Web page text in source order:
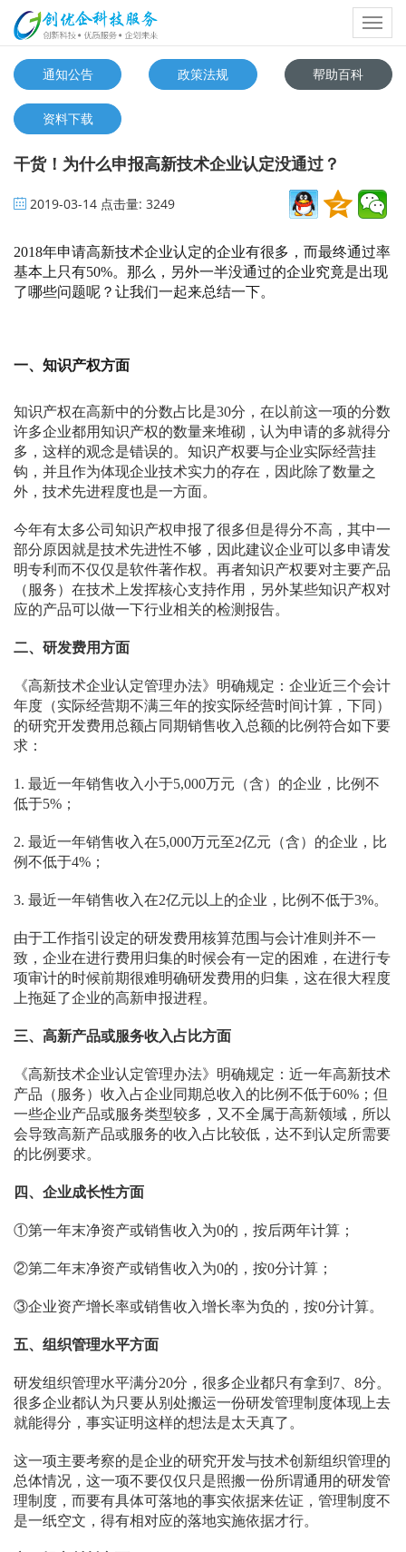
通知公告
政策法规 帮助百科
资料下载
干货！为什么申报高新技术企业认定没通过？
2019-03-14 点击量: 3249
2018年申请高新技术企业认定的企业有很多，而最终通过率
基本上只有50%。那么，另外一半没通过的企业究竟是出现
了哪些问题呢？让我们一起来总结一下。
一、知识产权方面
知识产权在高新中的分数占比是30分，在以前这一项的分数
许多企业都用知识产权的数量来堆砌，认为申请的多就得分
多，这样的观念是错误的。知识产权要与企业实际经营挂
钩，并且作为体现企业技术实力的存在，因此除了数量之
外，技术先进程度也是一方面。
今年有太多公司知识产权申报了很多但是得分不高，其中一
部分原因就是技术先进性不够，因此建议企业可以多申请发
明专利而不仅仅是软件著作权。再者知识产权要对主要产品
（服务）在技术上发挥核心支持作用，另外某些知识产权对
应的产品可以做一下行业相关的检测报告。
二、研发费用方面
《高新技术企业认定管理办法》明确规定：企业近三个会计
年度（实际经营期不满三年的按实际经营时间计算，下同）
的研究开发费用总额占同期销售收入总额的比例符合如下要
求：
1. 最近一年销售收入小于5,000万元（含）的企业，比例不
低于5%；
2. 最近一年销售收入在5,000万元至2亿元（含）的企业，比
例不低于4%；
3. 最近一年销售收入在2亿元以上的企业，比例不低于3%。
由于工作指引设定的研发费用核算范围与会计准则并不一
致，企业在进行费用归集的时候会有一定的困难，在进行专
项审计的时候前期很难明确研发费用的归集，这在很大程度
上拖延了企业的高新申报进程。
三、高新产品或服务收入占比方面
《高新技术企业认定管理办法》明确规定：近一年高新技术
产品（服务）收入占企业同期总收入的比例不低于60%；但
一些企业产品或服务类型较多，又不全属于高新领域，所以
会导致高新产品或服务的收入占比较低，达不到认定所需要
的比例要求。
四、企业成长性方面
①第一年末净资产或销售收入为0的，按后两年计算；
②第二年末净资产或销售收入为0的，按0分计算；
③企业资产增长率或销售收入增长率为负的，按0分计算。
五、组织管理水平方面
研发组织管理水平满分20分，很多企业都只有拿到7、8分。
很多企业都认为只要从别处搬运一份研发管理制度体现上去
就能得分，事实证明这样的想法是太天真了。
这一项主要考察的是企业的研究开发与技术创新组织管理的
总体情况，这一项不要仅仅只是照搬一份所谓通用的研发管
理制度，而要有具体可落地的事实依据来佐证，管理制度不
是一纸空文，得有相对应的落地实施依据才行。